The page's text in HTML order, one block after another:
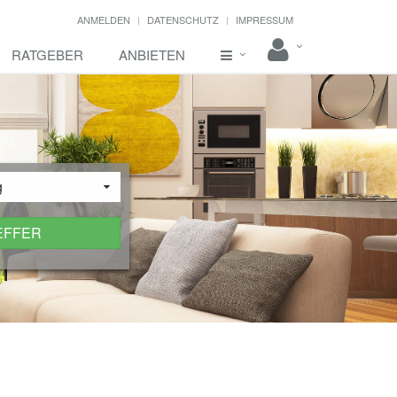
ANMELDEN DATENSCHUTZ IMPRESSUM
RATGEBER ANBIETEN